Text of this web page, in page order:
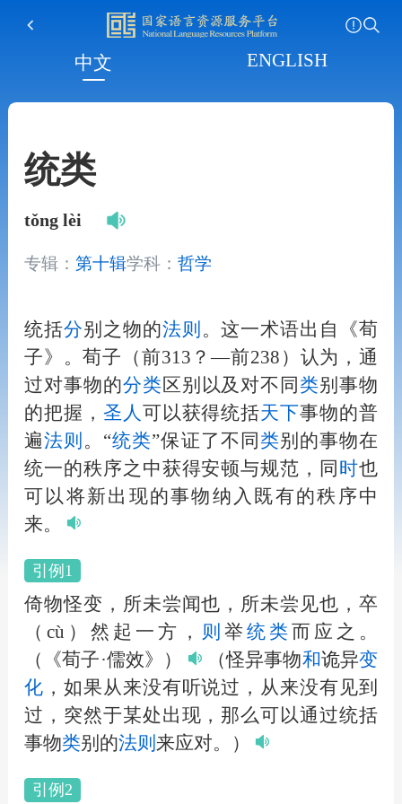
中文 ENGLISH
统类
tǒng lèi
专辑： 第十辑学科： 哲学
统括分别之物的法则 。这一术语出自《荀
子》。荀子（前313？—前238）认为，通
过对事物的分类 区别以及对不同 类别事物
的把握， 圣 人 可以获得统括天下事物的普
遍法则 。“统类”保证了不同 类别的事物在
统一的秩序之中获得安顿与规范，同 时也
可以将新出现的事物纳入既有的秩序中
来。
引例1
倚物怪变，所未尝闻也，所未尝见也，卒
（cù）然起一方， 则举统 类 而应之。
（《荀子·儒效》）
（怪异事物和诡异变
化 ，如果从来没有听说过，从来没有见到
过，突然于某处出现，那么可以通过统括
事物类别的法则 来应对。）
引例2